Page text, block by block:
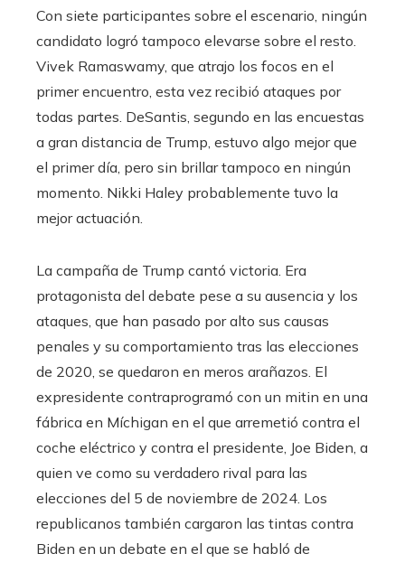
Con siete participantes sobre el escenario, ningún
candidato logró tampoco elevarse sobre el resto.
Vivek Ramaswamy, que atrajo los focos en el
primer encuentro, esta vez recibió ataques por
todas partes. DeSantis, segundo en las encuestas
a gran distancia de Trump, estuvo algo mejor que
el primer día, pero sin brillar tampoco en ningún
momento. Nikki Haley probablemente tuvo la
mejor actuación.
La campaña de Trump cantó victoria. Era
protagonista del debate pese a su ausencia y los
ataques, que han pasado por alto sus causas
penales y su comportamiento tras las elecciones
de 2020, se quedaron en meros arañazos. El
expresidente contraprogramó con un mitin en una
fábrica en Míchigan en el que arremetió contra el
coche eléctrico y contra el presidente, Joe Biden, a
quien ve como su verdadero rival para las
elecciones del 5 de noviembre de 2024. Los
republicanos también cargaron las tintas contra
Biden en un debate en el que se habló de